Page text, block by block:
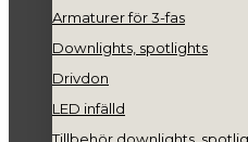
Armaturer för 3-fas
Downlights, spotlights
Drivdon
LED infälld
Tillbehör downlights,